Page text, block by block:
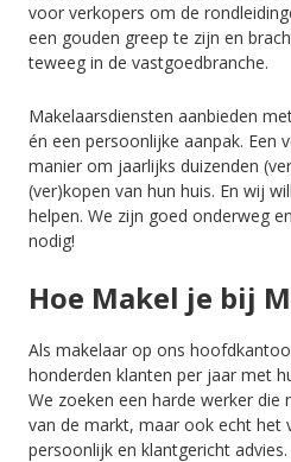
voor verkopers om de
een gouden greep te zijn en
teweeg in de vastgoedbranche.
Makelaarsdiensten aanbieden
én een persoonlijke aanpak. Een
manier om jaarlijks duizenden
(ver)kopen van hun huis. En wij
helpen. We zijn goed onderweg
nodig!
Hoe Makel je bij
Als makelaar op ons
honderden klanten per jaar met
We zoeken een harde werker die
van de markt, maar ook echt het
persoonlijk en klantgericht advies.